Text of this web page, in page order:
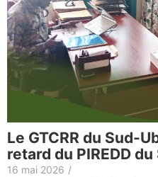
Le GTCRR du Sud-
retard du PIREDD
16 mai 2026 /